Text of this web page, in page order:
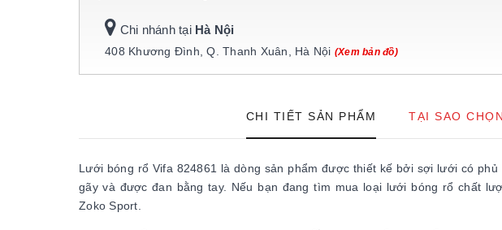
Chi nhánh tại Hà Nội
408 Khương Đình, Q. Thanh Xuân, Hà Nội (Xem bản đồ)
CHI TIẾT SẢN PHẨM TẠI SAO
Lưới bóng rổ Vifa 824861 là dòng sản phẩm được thiết kế bởi sợi lưới có
gãy và được đan bằng tay. Nếu bạn đang tìm mua loại lưới bóng rổ chất
Zoko Sport.